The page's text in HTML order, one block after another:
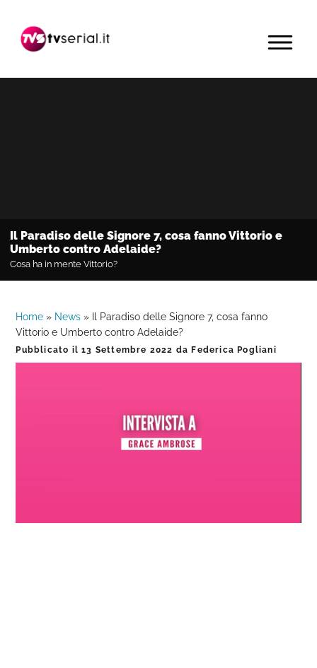
navigazione
contenuto
barra
primaria
MENU
Il Paradiso delle Signore 7, cosa fanno Vittorio e
Umberto contro Adelaide?
Cosa ha in mente Vittorio?
Home » News »
Il Paradiso delle Signore 7, cosa fanno
Vittorio e Umberto contro Adelaide?
Pubblicato il13 Settembre 2022 da Federica Pogliani
0%
0%